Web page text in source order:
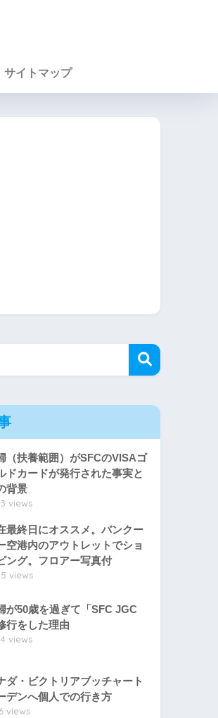
サイトマップ
（扶養範囲）がSFCのVISAゴ
ドカードが発行された事実と
背景
views
最終日にオススメ。バンクー
空港内のアウトレットでショ
ング。フロアー写真付
views
が50歳を過ぎて「SFC JGC
行をした理由
views
ダ・ビクトリアブッチャート
デンへ個人での行き方
views